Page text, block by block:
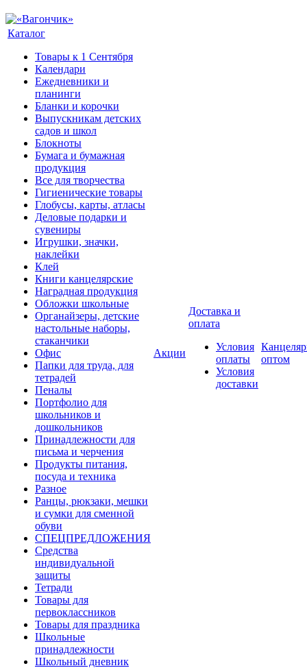
Каталог
Товары к 1 Сентября
Календари
Ежедневники и
планинги
Бланки и корочки
Выпускникам детских
садов и школ
Блокноты
Бумага и бумажная
продукция
Все для творчества
Гигиенические товары
Глобусы, карты, атласы
Деловые подарки и
сувениры
Игрушки, значки,
наклейки
Клей
Книги канцелярские
Наградная продукция
Обложки школьные
Органайзеры, детские
настольные наборы,
стаканчики
Офис
Папки для труда, для
тетрадей
Пеналы
Портфолио для
школьников и
дошкольников
Принадлежности для
письма и черчения
Продукты питания,
посуда и техника
Разное
Ранцы, рюкзаки, мешки
и сумки для сменной
обуви
СПЕЦПРЕДЛОЖЕНИЯ
Средства
индивидуальной
защиты
Тетради
Товары для
первоклассников
Товары для праздника
Школьные
принадлежности
Школьный дневник
Акции
Доставка и
оплата
Условия
оплаты
Условия
доставки
оптом